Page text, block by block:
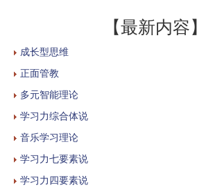
【最新内容】
成长型思维
正面管教
多元智能理论
学习力综合体说
音乐学习理论
学习力七要素说
学习力四要素说